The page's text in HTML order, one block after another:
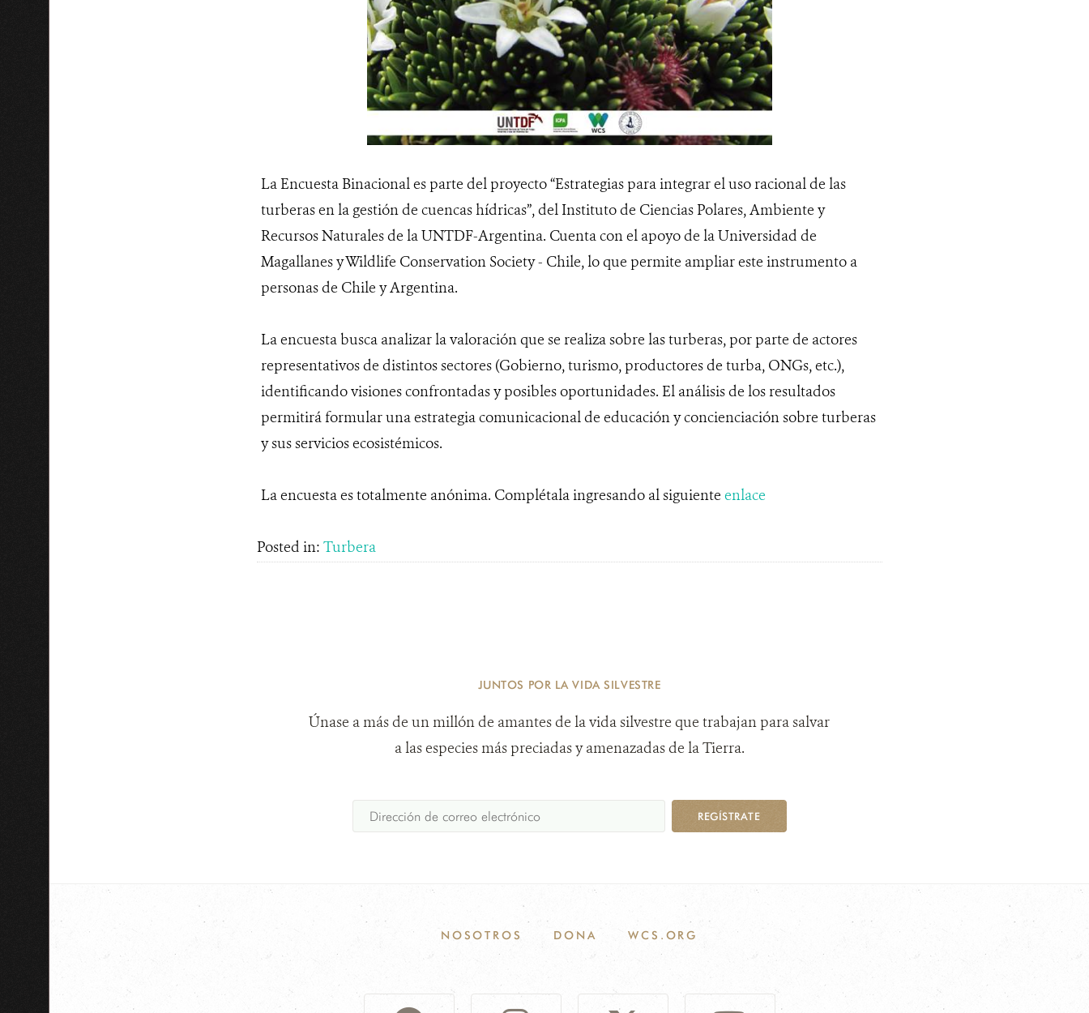
La Encuesta Binacional es parte del proyecto “Estrategias para integrar el uso racional de las
turberas en la gestión de cuencas hídricas”, del Instituto de Ciencias Polares, Ambiente y
Recursos Naturales de la UNTDF-Argentina. Cuenta con el apoyo de la Universidad de
Magallanes y Wildlife Conservation Society - Chile, lo que permite ampliar este instrumento a
personas de Chile y Argentina.
La encuesta busca analizar la valoración que se realiza sobre las turberas, por parte de actores
representativos de distintos sectores (Gobierno, turismo, productores de turba, ONGs, etc.),
identificando visiones confrontadas y posibles oportunidades. El análisis de los resultados
permitirá formular una estrategia comunicacional de educación y concienciación sobre turberas
y sus servicios ecosistémicos.
La encuesta es totalmente anónima. Complétala ingresando al siguiente enlace
Posted in: Turbera
JUNTOS POR LA VIDA SILVESTRE
Únase a más de un millón de amantes de la vida silvestre que trabajan para salvar
a las especies más preciadas y amenazadas de la Tierra.
REGÍSTRATE
NOSOTROS DONA WCS.ORG